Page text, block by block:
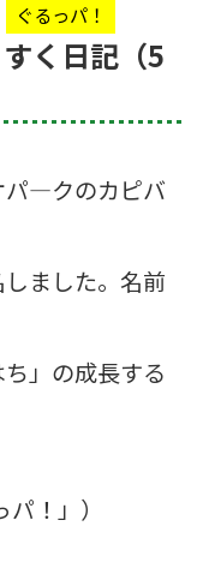
ぐるっパ！
く日記（5
パ―クのカピバ
ました。名前
」の成長する
！」）